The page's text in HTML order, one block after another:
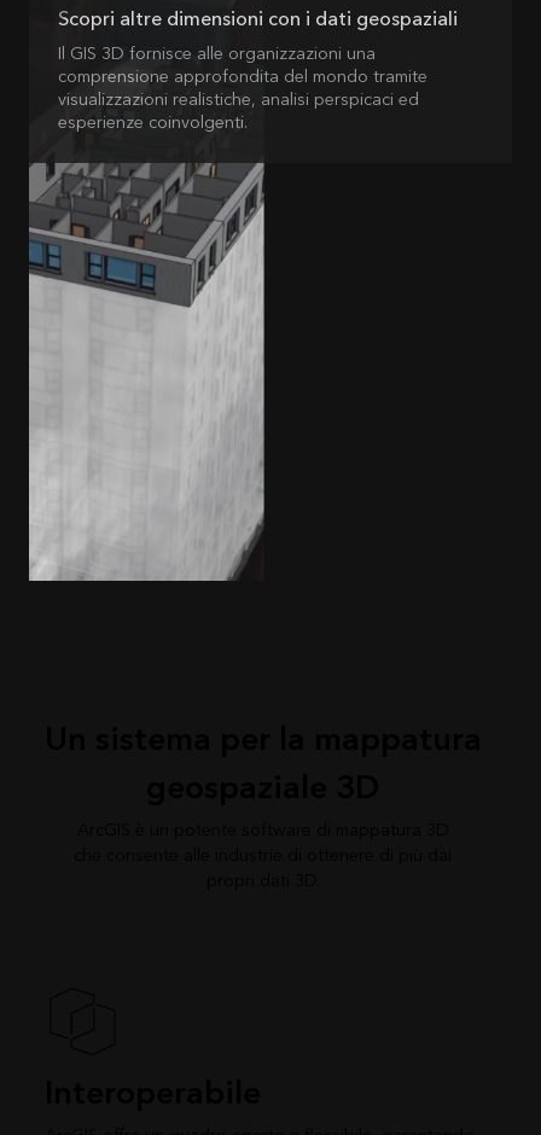
Scopri altre dimensioni con i dati geospaziali
Il GIS 3D fornisce alle organizzazioni una
comprensione approfondita del mondo tramite
visualizzazioni realistiche, analisi perspicaci ed
esperienze coinvolgenti.